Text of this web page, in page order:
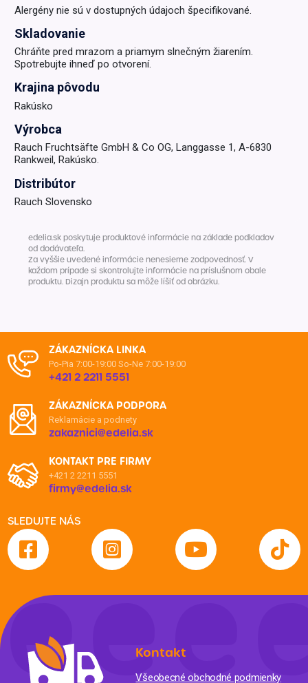
Alergény nie sú v dostupných údajoch špecifikované.
Skladovanie
Chráňte pred mrazom a priamym slnečným žiarením.
Spotrebujte ihneď po otvorení.
Krajina pôvodu
Rakúsko
Výrobca
Rauch Fruchtsäfte GmbH & Co OG, Langgasse 1, A-6830
Rankweil, Rakúsko.
Distribútor
Rauch Slovensko
edelia.sk poskytuje produktové informácie na základe podkladov
od dodávateľa.
Za vyššie uvedené informácie nenesieme zodpovednosť. V
každom prípade si skontrolujte informácie na príslušnom obale
produktu. Dizajn produktu sa môže líšiť od obrázku.
ZÁKAZNÍCKA LINKA
Po-Pia 7:00-19:00 So-Ne 7:00-19:00
+421 2 2211 5551
ZÁKAZNÍCKA PODPORA
Reklamácie a podnety
zakaznici@edelia.sk
KONTAKT PRE FIRMY
+421 2 2211 5551
firmy@edelia.sk
SLEDUJTE NÁS
Kontakt
Všeobecné obchodné podmienky